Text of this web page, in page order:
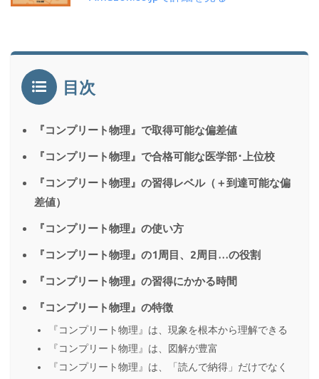
目次
『コンプリート物理』で取得可能な偏差値
『コンプリート物理』で合格可能な医学部･上位校
『コンプリート物理』の習得レベル（＋到達可能な偏
差値）
『コンプリート物理』の使い方
『コンプリート物理』の1周目、2周目…の役割
『コンプリート物理』の習得にかかる時間
『コンプリート物理』の特徴
『コンプリート物理』は、現象を根本から理解できる
『コンプリート物理』は、図解が豊富
『コンプリート物理』は、「読んで納得」だけでなく